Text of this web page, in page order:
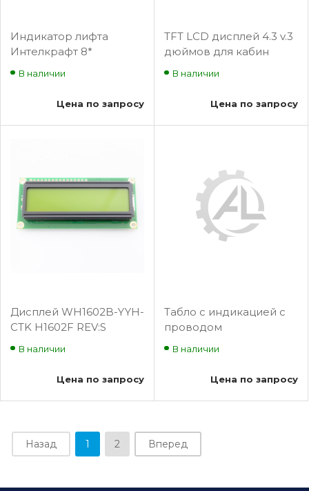
Индикатор лифта
Интелкрафт 8*
В наличии
Цена по запросу
TFT LCD дисплей 4.3 v.3
дюймов для кабин
В наличии
Цена по запросу
Дисплей WH1602B-YYH-
CTK H1602F REV:S
В наличии
Цена по запросу
Табло с индикацией с
проводом
В наличии
Цена по запросу
Назад 1 2 Вперед